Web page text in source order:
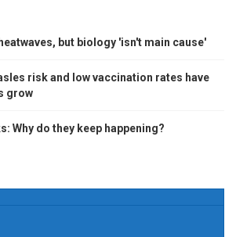
but biology 'isn't main cause'
risk and low vaccination rates have
grow
Why do they keep happening?